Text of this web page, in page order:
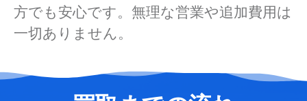
方でも安心です。無理な営業や追加費用は
一切ありません。